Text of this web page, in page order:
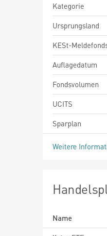
Kategorie
Ursprungsland
KESt-
Auflagedatum
Fondsvolumen
UCITS
Sparplan
Weitere
Name